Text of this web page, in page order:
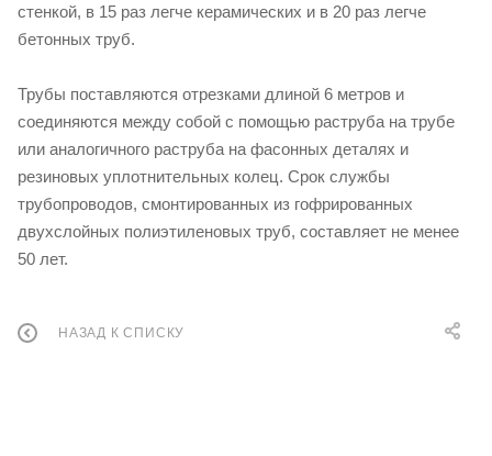
стенкой, в 15 раз легче керамических и в 20 раз легче
бетонных труб.
Трубы поставляются отрезками длиной 6 метров и
соединяются между собой с помощью раструба на трубе
или аналогичного раструба на фасонных деталях и
резиновых уплотнительных колец. Срок службы
трубопроводов, смонтированных из гофрированных
двухслойных полиэтиленовых труб, составляет не менее
50 лет.
НАЗАД К СПИСКУ